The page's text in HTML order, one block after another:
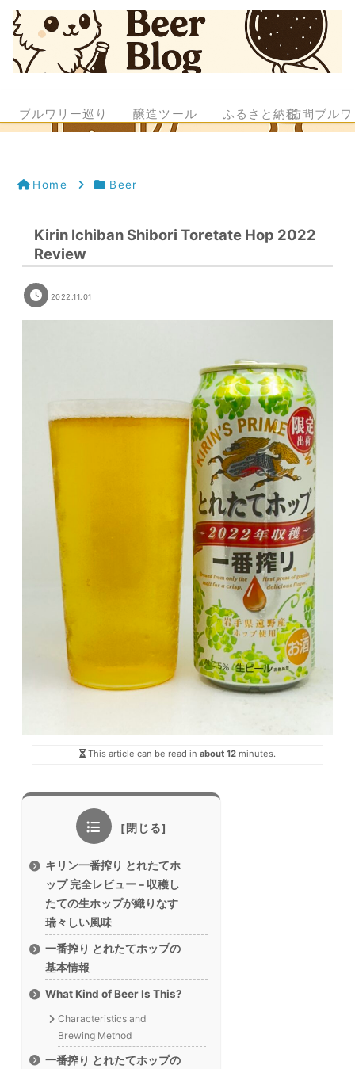
ブルワリー巡り 醸造ツール ふるさと納税訪問ブル
Home Beer
Kirin Ichiban Shibori Toretate Hop 2022
Review
2022.11.01
This article can be read in about 12 minutes.
キリン一番搾り とれたてホ
ップ 完全レビュー – 収穫し
たての生ホップが織りなす
瑞々しい風味
一番搾り とれたてホップの
基本情報
What Kind of Beer Is This?
Characteristics and
Brewing Method
一番搾り とれたてホップの